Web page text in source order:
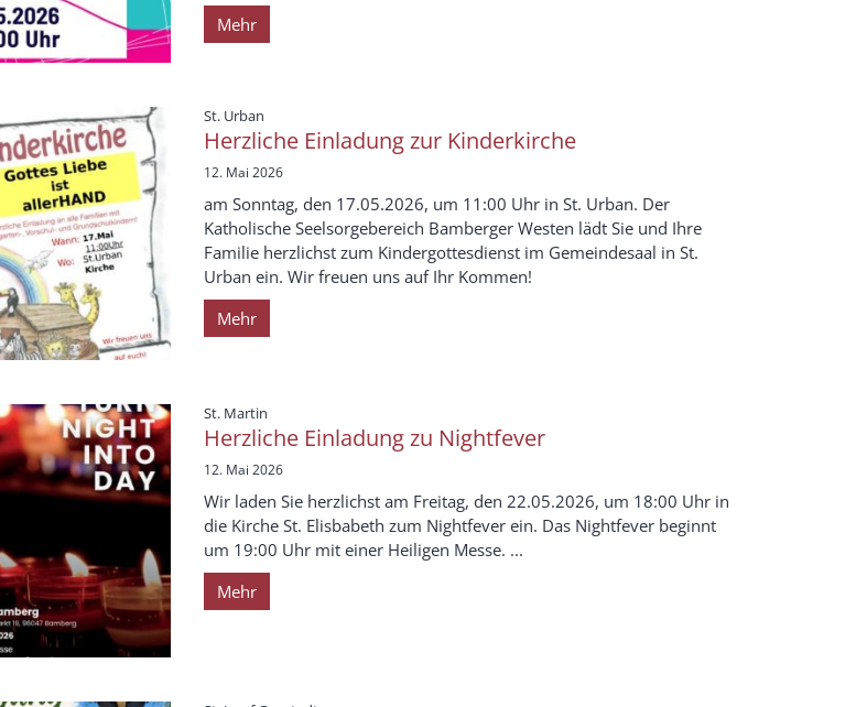
Mehr
St. Urban
Herzliche Einladung zur Kinderkirche
12. Mai 2026
am Sonntag, den 17.05.2026, um 11:00 Uhr in St. Urban. Der
Katholische Seelsorgebereich Bamberger Westen lädt Sie und Ihre
Familie herzlichst zum Kindergottesdienst im Gemeindesaal in St.
Urban ein. Wir freuen uns auf Ihr Kommen!
Mehr
St. Martin
Herzliche Einladung zu Nightfever
12. Mai 2026
Wir laden Sie herzlichst am Freitag, den 22.05.2026, um 18:00 Uhr in
die Kirche St. Elisbabeth zum Nightfever ein. Das Nightfever beginnt
um 19:00 Uhr mit einer Heiligen Messe. ...
Mehr